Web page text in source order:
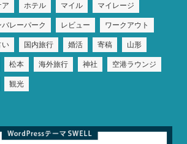
ホテル マイル マイレージ
レーパーク レビュー ワークアウト
い 国内旅行 婚活 寄稿 山形
松本 海外旅行 神社 空港ラウンジ
観光